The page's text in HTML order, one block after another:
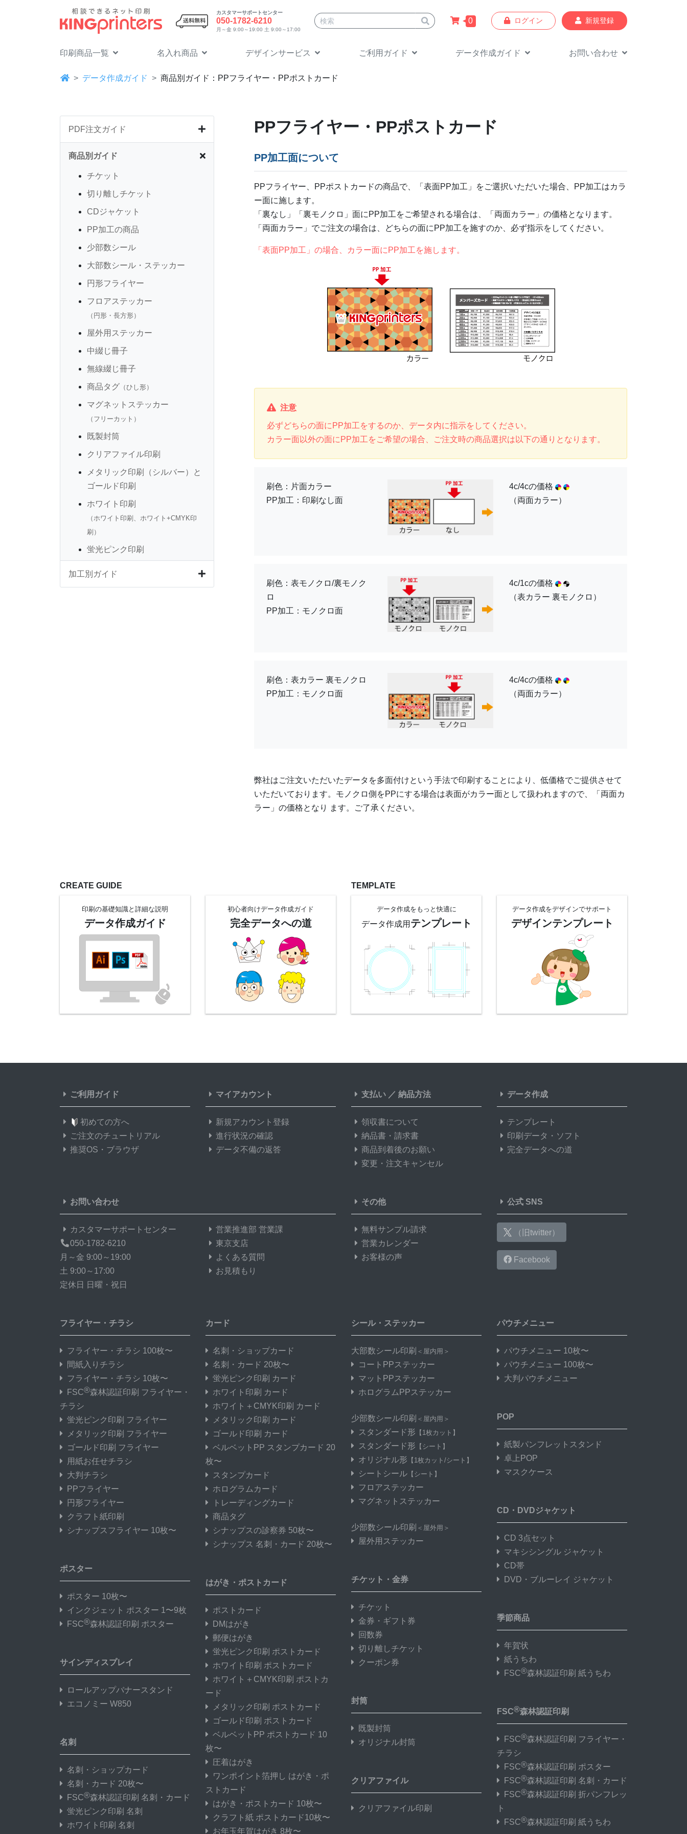
カスタマーサポートセンター
050-1782-6210
月～金 9:00～19:00 土 9:00～17:00
サイト内検索 0 ログイン 新規登録
印刷商品一覧 名入れ商品 デザインサービス ご利用ガイド データ作成ガイド お問い合わせ
データ作成ガイド 商品別ガイド：PPフライヤー・PPポストカード
PPフライヤー・PPポストカード
PP加工面について
PPフライヤー、PPポストカードの商品で、「表面PP加工」をご選択いただいた場合、PP加工はカラ
ー面に施します。
「裏なし」「裏モノクロ」面にPP加工をご希望される場合は、「両面カラー」の価格となります。
「両面カラー」でご注文の場合は、どちらの面にPP加工を施すのか、必ず指示をしてください。
「表面PP加工」の場合、カラー面にPP加工を施します。
注意
必ずどちらの面にPP加工をするのか、データ内に指示をしてください。
カラー面以外の面にPP加工をご希望の場合、ご注文時の商品選択は以下の通りとなります。
刷色：片面カラー
PP加工：印刷なし面
4c/4cの価格
（両面カラー）
刷色：表モノクロ/裏モノク
ロ
PP加工：モノクロ面
4c/1cの価格
（表カラー 裏モノクロ）
刷色：表カラー 裏モノクロ
PP加工：モノクロ面
4c/4cの価格
（両面カラー）
弊社はご注文いただいたデータを多面付けという手法で印刷することにより、低価格でご提供させて
いただいております。モノクロ側をPPにする場合は表面がカラー面として扱われますので、「両面カ
ラー」の価格となり ます。ご了承ください。
PDF注文ガイド
商品別ガイド
チケット
切り離しチケット
CDジャケット
PP加工の商品
少部数シール
大部数シール・ステッカー
円形フライヤー
フロアステッカー
（円形・長方形）
屋外用ステッカー
中綴じ冊子
無線綴じ冊子
商品タグ （ひし形）
マグネットステッカー
（フリーカット）
既製封筒
クリアファイル印刷
メタリック印刷（シルバー）と
ゴールド印刷
ホワイト印刷
（ホワイト印刷、ホワイト+CMYK印
刷）
蛍光ピンク印刷
加工別ガイド
CREATE GUIDE
印刷の基礎知識と 詳細な説明
データ作成ガイド
初心者向けデータ作成ガイド
完全データへの道
TEMPLATE
データ作成を もっと快適に
データ作成用 テンプレート
データ作成をデザインでサポート
デザインテンプレート
ご利用ガイド
初めての方へ
ご注文のチュートリアル
推奨OS・ブラウザ
マイアカウント
新規アカウント登録
進行状況の確認
データ不備の返答
支払い ／ 納品方法
領収書について
納品書・請求書
商品到着後のお願い
変更・注文キャンセル
データ作成
テンプレート
印刷データ・ソフト
完全データへの道
お問い合わせ
カスタマーサポートセンター
050-1782-6210
月～金 9:00～19:00
土 9:00～17:00
定休日 日曜・祝日
営業推進部 営業課
東京支店
よくある質問
お見積もり
その他
無料サンプル請求
営業カレンダー
お客様の声
公式 SNS
（旧twitter）
Facebook
フライヤー・チラシ
フライヤー・チラシ 100枚〜
間紙入りチラシ
フライヤー・チラシ 10枚〜
FSC®森林認証印刷 フライヤー・
チラシ
蛍光ピンク印刷 フライヤー
メタリック印刷 フライヤー
ゴールド印刷 フライヤー
用紙お任せチラシ
大判チラシ
PPフライヤー
円形フライヤー
クラフト紙印刷
シナップスフライヤー 10枚〜
ポスター
ポスター 10枚〜
インクジェット ポスター 1〜9枚
FSC®森林認証印刷 ポスター
サインディスプレイ
ロールアップバナースタンド
エコノミー W850
名刺
名刺・ショップカード
名刺・カード 20枚〜
FSC®森林認証印刷 名刺・カード
蛍光ピンク印刷 名刺
ホワイト印刷 名刺
カード
名刺・ショップカード
名刺・カード 20枚〜
蛍光ピンク印刷 カード
ホワイト印刷 カード
ホワイト＋CMYK印刷 カード
メタリック印刷 カード
ゴールド印刷 カード
ベルベットPP スタンプカード 20
枚〜
スタンプカード
ホログラムカード
トレーディングカード
商品タグ
シナップスの診察券 50枚〜
シナップス 名刺・カード 20枚〜
はがき・ポストカード
ポストカード
DMはがき
郵便はがき
蛍光ピンク印刷 ポストカード
ホワイト印刷 ポストカード
ホワイト＋CMYK印刷 ポストカ
ード
メタリック印刷 ポストカード
ゴールド印刷 ポストカード
ベルベットPP ポストカード 10
枚〜
圧着はがき
ワンポイント箔押し はがき・ポ
ストカード
はがき・ポストカード 10枚〜
クラフト紙 ポストカード10枚〜
お年玉年賀はがき 8枚〜
シール・ステッカー
大部数シール印刷 ＜屋内用＞
コートPPステッカー
マットPPステッカー
ホログラムPPステッカー
少部数シール印刷 ＜屋内用＞
スタンダード形 【1枚カット】
スタンダード形 【シート】
オリジナル形 【1枚カット/シート】
シートシール 【シート】
フロアステッカー
マグネットステッカー
少部数シール印刷 ＜屋外用＞
屋外用ステッカー
チケット・金券
チケット
金券・ギフト券
回数券
切り離しチケット
クーポン券
封筒
既製封筒
オリジナル封筒
クリアファイル
クリアファイル印刷
パウチメニュー
パウチメニュー 10枚〜
パウチメニュー 100枚〜
大判パウチメニュー
POP
紙製パンフレットスタンド
卓上POP
マスクケース
CD・DVDジャケット
CD 3点セット
マキシシングル ジャケット
CD帯
DVD・ブルーレイ ジャケット
季節商品
年賀状
紙うちわ
FSC®森林認証印刷 紙うちわ
FSC®森林認証印刷
FSC®森林認証印刷 フライヤー・
チラシ
FSC®森林認証印刷 ポスター
FSC®森林認証印刷 名刺・カード
FSC®森林認証印刷 折パンフレッ
ト
FSC®森林認証印刷 紙うちわ